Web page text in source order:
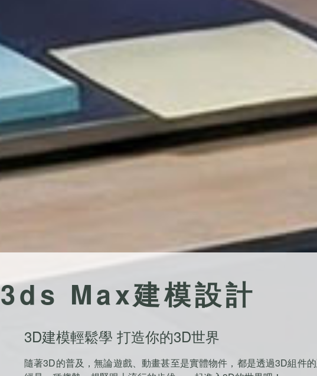
3ds Max建模設計
3D建模輕鬆學 打造你的3D世界
隨著3D的普及，無論遊戲、動畫甚至是實體物件，都是透過3D組件